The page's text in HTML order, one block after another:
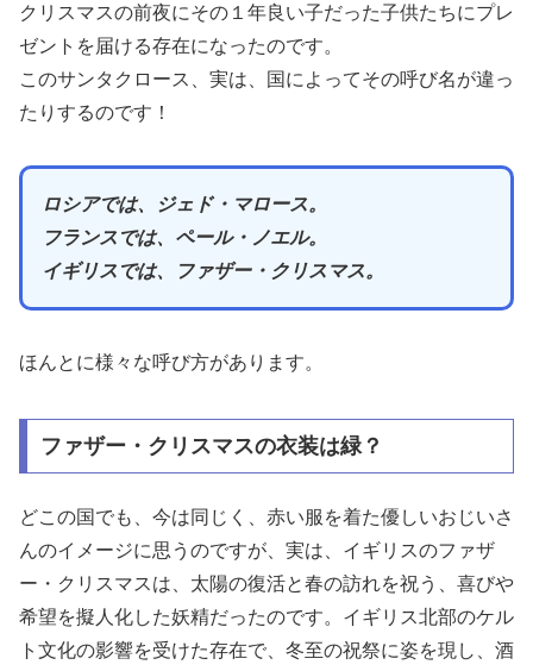
クリスマスの前夜にその１年良い子だった子供たちにプレ
ゼントを届ける存在になったのです。
このサンタクロース、実は、国によってその呼び名が違っ
たりするのです！
ロシアでは、ジェド・マロース。
フランスでは、ペール・ノエル。
イギリスでは、ファザー・クリスマス。
ほんとに様々な呼び方があります。
ファザー・クリスマスの衣装は緑？
どこの国でも、今は同じく、赤い服を着た優しいおじいさ
んのイメージに思うのですが、実は、イギリスのファザ
ー・クリスマスは、太陽の復活と春の訪れを祝う、喜びや
希望を擬人化した妖精だったのです。イギリス北部のケル
ト文化の影響を受けた存在で、冬至の祝祭に姿を現し、酒